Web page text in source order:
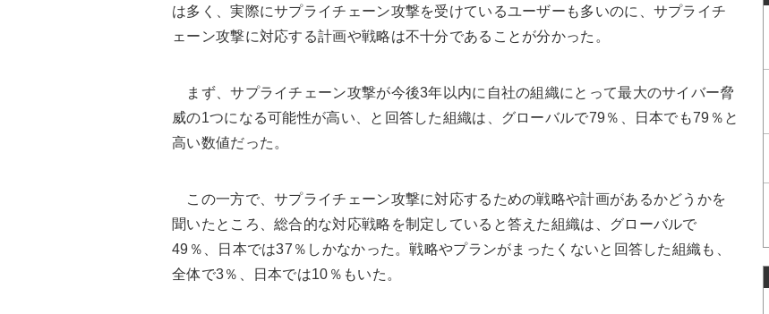
は多く、実際にサプライチェーン攻撃を受けているユーザーも多いのに、サプライチ
ェーン攻撃に対応する計画や戦略は不十分であることが分かった。
まず、サプライチェーン攻撃が今後3年以内に自社の組織にとって最大のサイバー脅
威の1つになる可能性が高い、と回答した組織は、グローバルで79％、日本でも79％と
高い数値だった。
この一方で、サプライチェーン攻撃に対応するための戦略や計画があるかどうかを
聞いたところ、総合的な対応戦略を制定していると答えた組織は、グローバルで
49％、日本では37％しかなかった。戦略やプランがまったくないと回答した組織も、
全体で3％、日本では10％もいた。